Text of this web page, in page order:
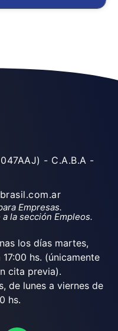
- C.A.B.A -
Empresas.
la sección Empleos.
los días martes,
hs. (únicamente
cita previa).
de lunes a viernes de
hs.